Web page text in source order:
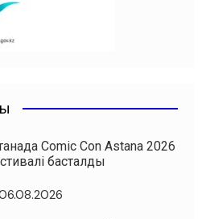
Comic Con Astana 2026
басталды